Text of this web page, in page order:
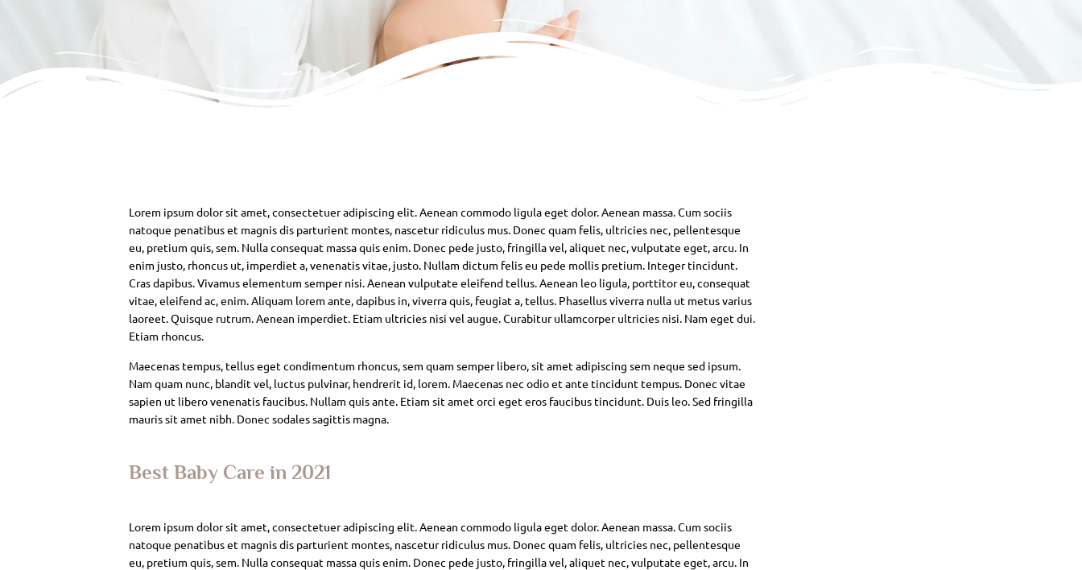
Lorem ipsum dolor sit amet, consectetuer adipiscing elit. Aenean commodo ligula eget dolor. Aenean massa. Cum sociis
natoque penatibus et magnis dis parturient montes, nascetur ridiculus mus. Donec quam felis, ultricies nec, pellentesque
eu, pretium quis, sem. Nulla consequat massa quis enim. Donec pede justo, fringilla vel, aliquet nec, vulputate eget, arcu. In
enim justo, rhoncus ut, imperdiet a, venenatis vitae, justo. Nullam dictum felis eu pede mollis pretium. Integer tincidunt.
Cras dapibus. Vivamus elementum semper nisi. Aenean vulputate eleifend tellus. Aenean leo ligula, porttitor eu, consequat
vitae, eleifend ac, enim. Aliquam lorem ante, dapibus in, viverra quis, feugiat a, tellus. Phasellus viverra nulla ut metus varius
laoreet. Quisque rutrum. Aenean imperdiet. Etiam ultricies nisi vel augue. Curabitur ullamcorper ultricies nisi. Nam eget dui.
Etiam rhoncus.
Maecenas tempus, tellus eget condimentum rhoncus, sem quam semper libero, sit amet adipiscing sem neque sed ipsum.
Nam quam nunc, blandit vel, luctus pulvinar, hendrerit id, lorem. Maecenas nec odio et ante tincidunt tempus. Donec vitae
sapien ut libero venenatis faucibus. Nullam quis ante. Etiam sit amet orci eget eros faucibus tincidunt. Duis leo. Sed fringilla
mauris sit amet nibh. Donec sodales sagittis magna.
Best Baby Care in 2021
Lorem ipsum dolor sit amet, consectetuer adipiscing elit. Aenean commodo ligula eget dolor. Aenean massa. Cum sociis
natoque penatibus et magnis dis parturient montes, nascetur ridiculus mus. Donec quam felis, ultricies nec, pellentesque
eu, pretium quis, sem. Nulla consequat massa quis enim. Donec pede justo, fringilla vel, aliquet nec, vulputate eget, arcu. In